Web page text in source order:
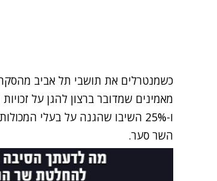
מאמינים שמדובר ברצון להגן על
ו-25% השיבו שהגנה על בעלי
השר סער.